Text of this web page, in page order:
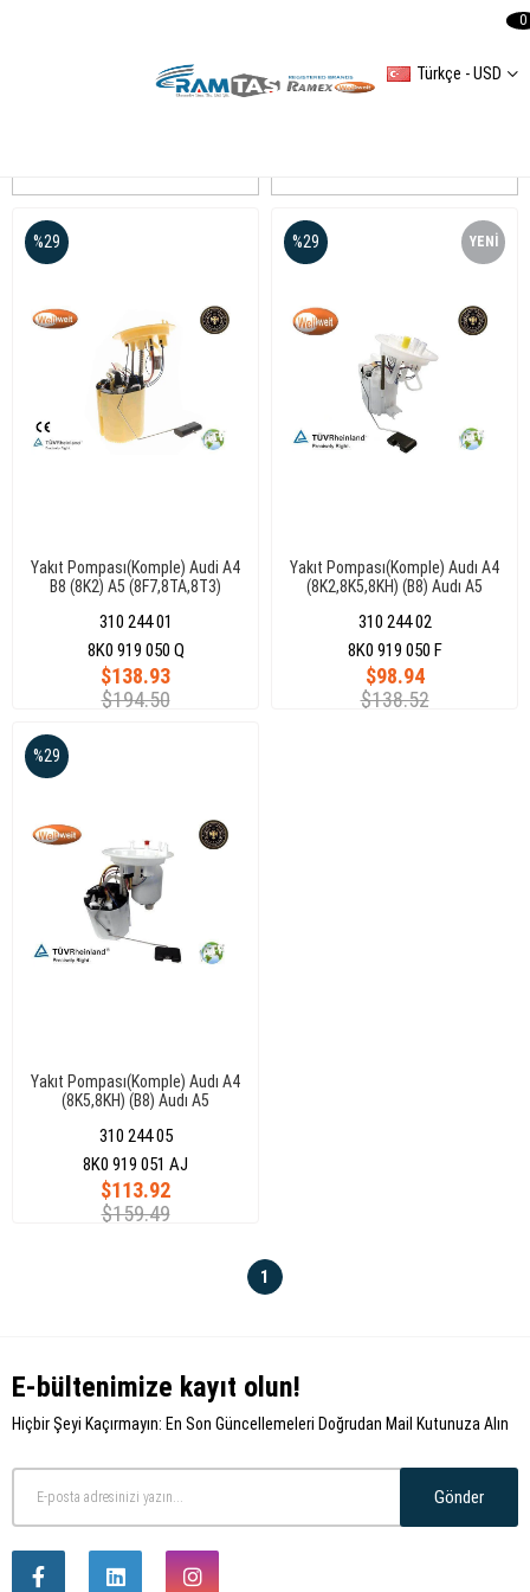
Türkçe - USD
0
Yakıt Pompası(Komple) Audi A4
B8 (8K2) A5 (8F7,8TA,8T3)
310 244 01
$138.93
$194.50
%29
8K0 919 050 Q
Yakıt Pompası(Komple) Audı A4
(8K2,8K5,8KH) (B8) Audı A5
8K0919050F
310 244 02
$98.94
$138.52
%29 YENI
8K0 919 050 F
Yakıt Pompası(Komple) Audı A4
(8K5,8KH) (B8) Audı A5
8K0919051AJ
310 244 05
$113.92
$159.49
%29
8K0 919 051 AJ
1
E-bültenimize kayıt olun!
Hiçbir Şeyi Kaçırmayın: En Son Güncellemeleri Doğrudan Mail Kutunuza Alın
Gönder